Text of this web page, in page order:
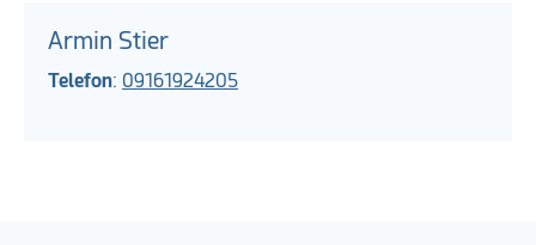
Armin Stier
Telefon: 09161924205